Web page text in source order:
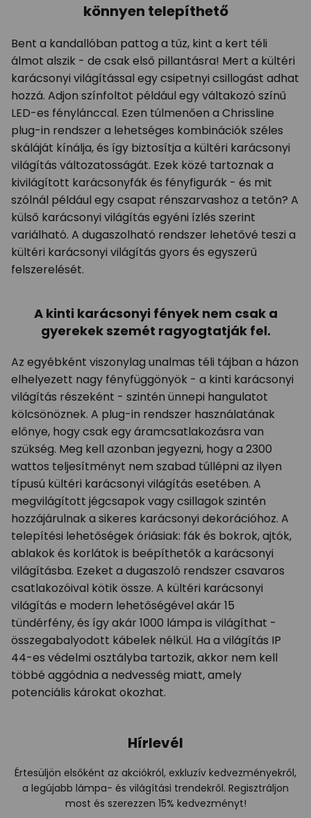
könnyen telepíthető
Bent a kandallóban pattog a tűz, kint a kert téli
álmot alszik - de csak első pillantásra! Mert a kültéri
karácsonyi világítással egy csipetnyi csillogást adhat
hozzá. Adjon színfoltot például egy váltakozó színű
LED-es fénylánccal. Ezen túlmenően a Chrissline
plug-in rendszer a lehetséges kombinációk széles
skáláját kínálja, és így biztosítja a kültéri karácsonyi
világítás változatosságát. Ezek közé tartoznak a
kivilágított karácsonyfák és fényfigurák - és mit
szólnál például egy csapat rénszarvashoz a tetőn? A
külső karácsonyi világítás egyéni ízlés szerint
variálható. A dugaszolható rendszer lehetővé teszi a
kültéri karácsonyi világítás gyors és egyszerű
felszerelését.
A kinti karácsonyi fények nem csak a
gyerekek szemét ragyogtatják fel.
Az egyébként viszonylag unalmas téli tájban a házon
elhelyezett nagy fényfüggönyök - a kinti karácsonyi
világítás részeként - szintén ünnepi hangulatot
kölcsönöznek. A plug-in rendszer használatának
előnye, hogy csak egy áramcsatlakozásra van
szükség. Meg kell azonban jegyezni, hogy a 2300
wattos teljesítményt nem szabad túllépni az ilyen
típusú kültéri karácsonyi világítás esetében. A
megvilágított jégcsapok vagy csillagok szintén
hozzájárulnak a sikeres karácsonyi dekorációhoz. A
telepítési lehetőségek óriásiak: fák és bokrok, ajtók,
ablakok és korlátok is beépíthetők a karácsonyi
világításba. Ezeket a dugaszoló rendszer csavaros
csatlakozóival kötik össze. A kültéri karácsonyi
világítás e modern lehetőségével akár 15
tündérfény, és így akár 1000 lámpa is világíthat -
összegabalyodott kábelek nélkül. Ha a világítás IP
44-es védelmi osztályba tartozik, akkor nem kell
többé aggódnia a nedvesség miatt, amely
potenciális károkat okozhat.
Hírlevél
Értesüljön elsőként az akciókról, exkluzív kedvezményekről,
a legújabb lámpa- és világítási trendekről. Regisztráljon
most és szerezzen 15% kedvezményt!